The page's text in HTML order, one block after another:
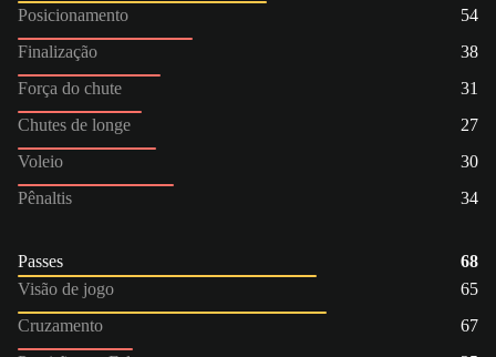
Posicionamento
54
Finalização
38
Força do chute
31
Chutes de longe
27
Voleio
30
Pênaltis
34
Passes
68
Visão de jogo
65
Cruzamento
67